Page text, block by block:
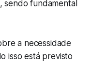
sendo fundamental
a necessidade
isso está previsto